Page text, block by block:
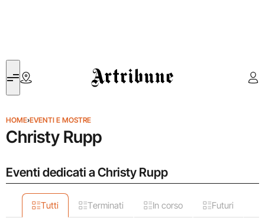
Artribune
HOME›EVENTI E MOSTRE
Christy Rupp
Eventi dedicati a Christy Rupp
Tutti Terminati In corso Futuri